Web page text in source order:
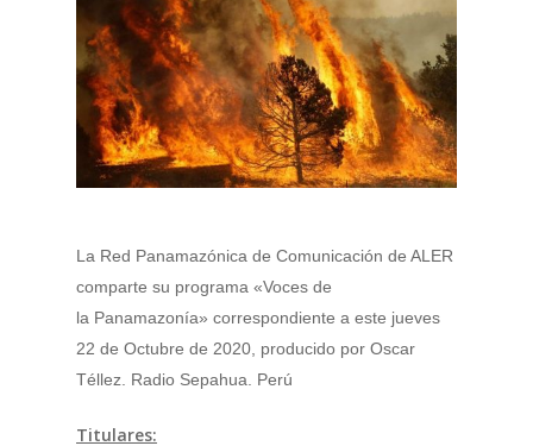
La Red Panamazónica de Comunicación de ALER
comparte su programa «Voces de
la Panamazonía» correspondiente a este jueves
22 de Octubre de 2020, producido por Oscar
Téllez. Radio Sepahua. Perú
Titulares: